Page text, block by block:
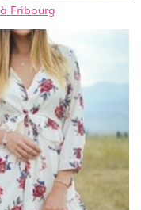
Fribourg